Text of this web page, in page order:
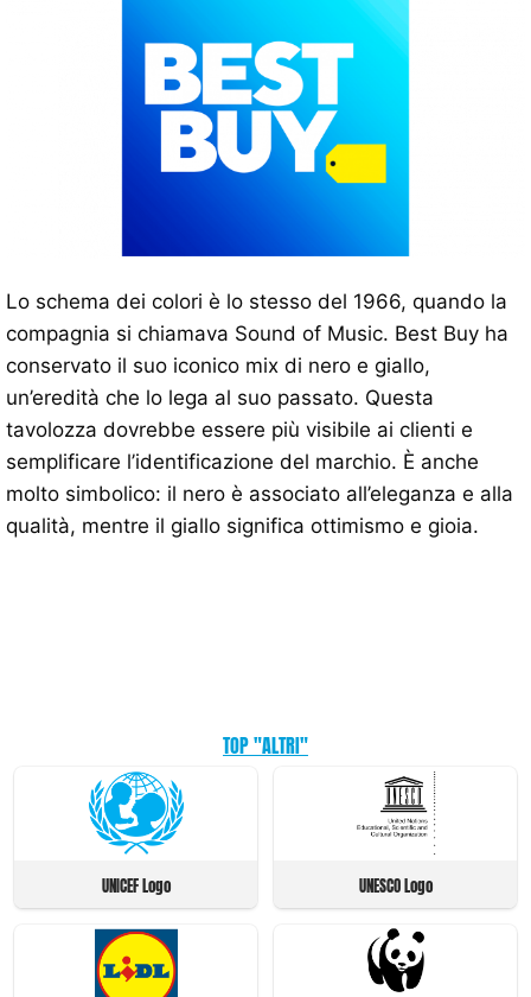
Lo schema dei colori è lo stesso del 1966, quando la
compagnia si chiamava Sound of Music. Best Buy ha
conservato il suo iconico mix di nero e giallo,
un’eredità che lo lega al suo passato. Questa
tavolozza dovrebbe essere più visibile ai clienti e
semplificare l’identificazione del marchio. È anche
molto simbolico: il nero è associato all’eleganza e alla
qualità, mentre il giallo significa ottimismo e gioia.
TOP "ALTRI"
UNICEF Logo UNESCO Logo